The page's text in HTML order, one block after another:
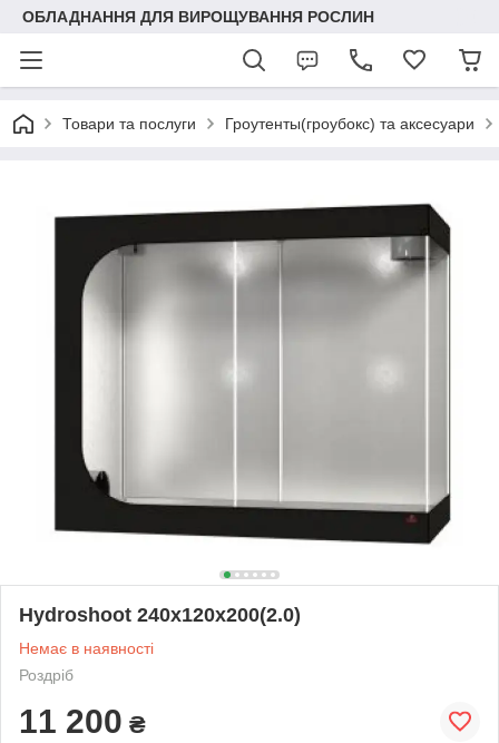
ОБЛАДНАННЯ ДЛЯ ВИРОЩУВАННЯ РОСЛИН
Товари та послуги Гроутенты(гроубокс) та аксесуари
Hydroshoot 240x120x200(2.0)
Немає в наявності
Роздріб
11 200 ₴